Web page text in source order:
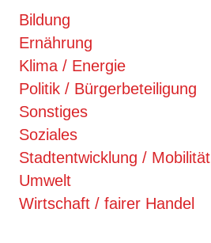
Bildung
Ernährung
Klima / Energie
Politik / Bürgerbeteiligung
Sonstiges
Soziales
Stadtentwicklung / Mobilität
Umwelt
Wirtschaft / fairer Handel